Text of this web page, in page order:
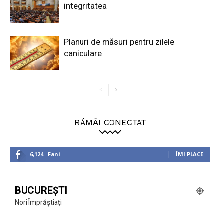
integritatea
Planuri de măsuri pentru zilele
caniculare
RĂMÂI CONECTAT
6,124 Fani ÎMI PLACE
BUCUREȘTI
Nori Împrăștiați